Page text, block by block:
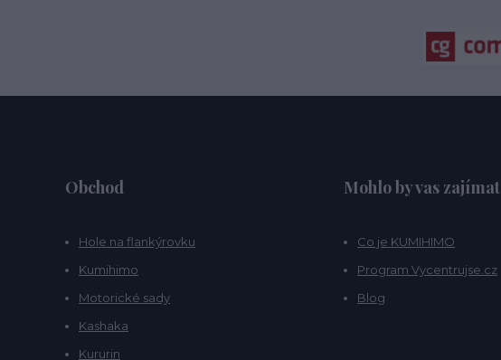
Obchod
Hole na flankýrovku
Kumihimo
Motorické sady
Kashaka
Kururin
Mohlo by vas zajímat
Co je KUMIHIMO
Program Vycentrujse.cz
Blog